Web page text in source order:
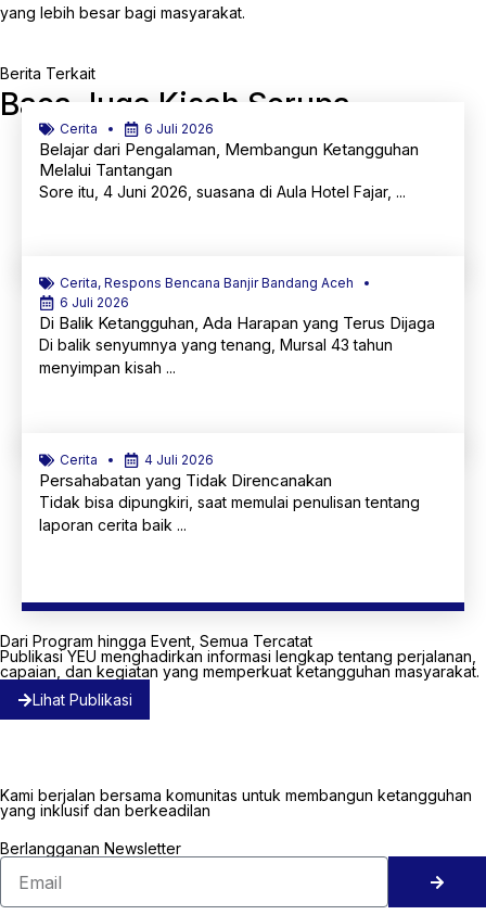
yang lebih besar bagi masyarakat.
Berita Terkait
Baca Juga Kisah Serupa
Cerita 6 Juli 2026
Belajar dari Pengalaman, Membangun Ketangguhan
Melalui Tantangan
Sore itu, 4 Juni 2026, suasana di Aula Hotel Fajar, ...
Cerita, Respons Bencana Banjir Bandang Aceh
6 Juli 2026
Di Balik Ketangguhan, Ada Harapan yang Terus Dijaga
Di balik senyumnya yang tenang, Mursal 43 tahun
menyimpan kisah ...
Cerita 4 Juli 2026
Persahabatan yang Tidak Direncanakan
Tidak bisa dipungkiri, saat memulai penulisan tentang
laporan cerita baik ...
Dari Program hingga Event, Semua Tercatat
Publikasi YEU menghadirkan informasi lengkap tentang perjalanan,
capaian, dan kegiatan yang memperkuat ketangguhan masyarakat.
Lihat Publikasi
Kami berjalan bersama komunitas untuk membangun ketangguhan
yang inklusif dan berkeadilan
Berlangganan Newsletter